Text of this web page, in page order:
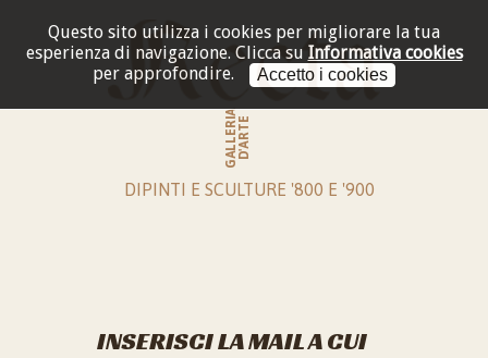
Questo sito utilizza i cookies per migliorare la tua
esperienza di navigazione. Clicca su Informativa cookies
per approfondire.
Accetto i cookies
GALLERIAD'ARTE
DIPINTI E SCULTURE '800 E '900
INSERISCI LA MAIL A CUI